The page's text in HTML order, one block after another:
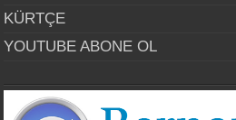
KÜRTÇE
YOUTUBE ABONE OL